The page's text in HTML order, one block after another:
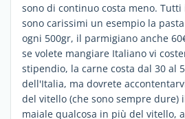
sono di continuo costa meno.
sono carissimi un esempio la
ogni 500gr, il parmigiano anche
se volete mangiare Italiano vi
stipendio, la carne costa dal 30 al
dell'Italia, ma dovrete
del vitello (che sono sempre dure)
maiale qualcosa in più del vitello,